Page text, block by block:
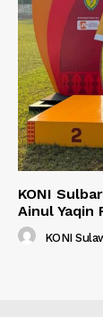
KONI
Ainul Yaqin
KONI